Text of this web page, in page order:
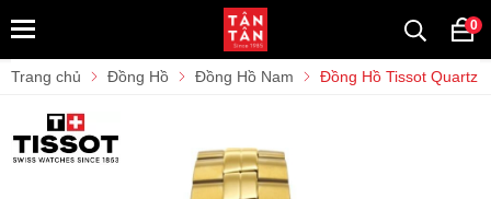
0
Trang chủ Đồng Hồ Đồng Hồ Nam Đồng Hồ Tissot Quartz